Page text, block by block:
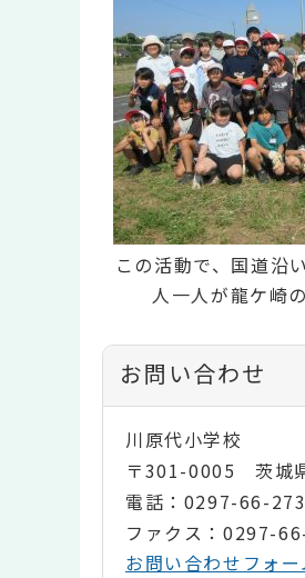
この活動で、国道沿
人一人が龍ケ崎
お問い合わせ
川原代小学校
〒301-0005 茨城
電話：0297-66-
ファクス：0297-
お問い合わせフォ